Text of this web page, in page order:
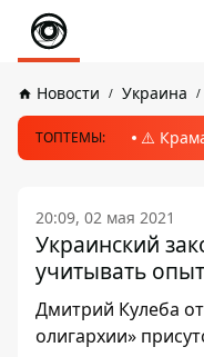
Новости Украина
ТОПТЕМЫ: ⚠️
20:09, 02 мая 2021
Украинский
учитывать
Дмитрий Кулеба
олигархии»